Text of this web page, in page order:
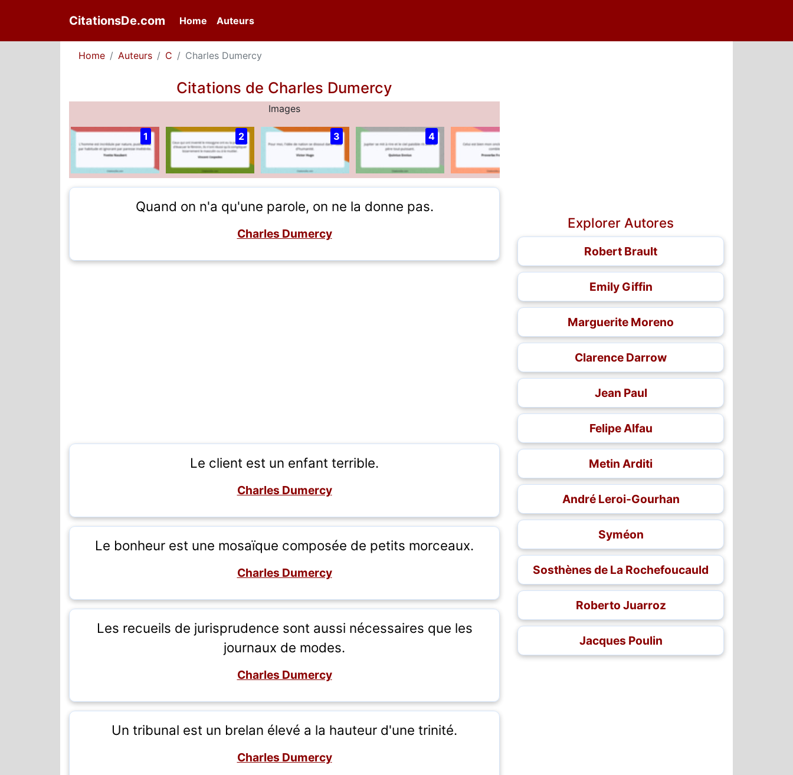
CitationsDe.com Home (current)
Auteurs
Home Auteurs C Charles Dumercy
Citations de Charles Dumercy
Images
1 2 3 4
Quand on n'a qu'une parole, on ne la donne pas.
Charles Dumercy
Le client est un enfant terrible.
Charles Dumercy
Le bonheur est une mosaïque composée de petits morceaux.
Charles Dumercy
Les recueils de jurisprudence sont aussi nécessaires que les
journaux de modes.
Charles Dumercy
Un tribunal est un brelan élevé a la hauteur d'une trinité.
Charles Dumercy
Explorer Autores
Robert Brault
Emily Giffin
Marguerite Moreno
Clarence Darrow
Jean Paul
Felipe Alfau
Metin Arditi
André Leroi-Gourhan
Syméon
Sosthènes de La Rochefoucauld
Roberto Juarroz
Jacques Poulin